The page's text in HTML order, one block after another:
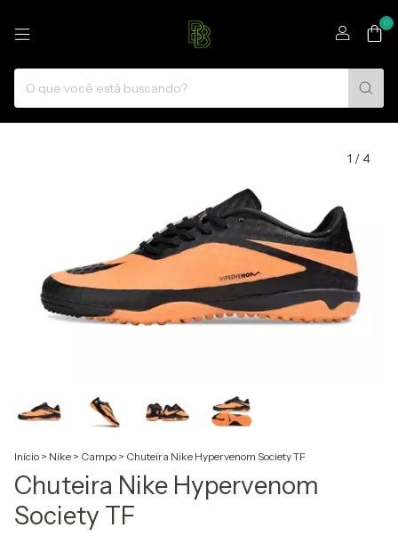
0
1 /4
Início > Nike > Campo > Chuteira Nike Hypervenom Society TF
Chuteira Nike Hypervenom
Society TF